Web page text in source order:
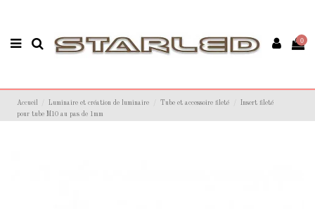
0
Accueil Luminaire et création de luminaire Tube et accessoire fileté
Insert fileté
pour tube M10 au pas de 1mm